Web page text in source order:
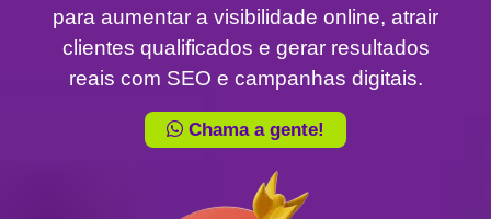
para aumentar a visibilidade online, atrair
clientes qualificados e gerar resultados
reais com SEO e campanhas digitais.
Chama a gente!